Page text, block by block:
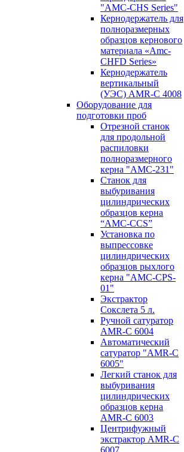
"AMC-CHS Series"
Кернодержатель для
полноразмерных
образцов кернового
материала «Amc-
CHFD Series»
Кернодержатель
вертикальный
(УЭС) AMR-C 4008
Оборудование для
подготовки проб
Отрезной станок
для продольной
распиловки
полноразмерного
керна "AMC-231"
Станок для
выбуривания
цилиндрических
образцов керна
“AMC-CCS”
Установка по
выпресcовке
цилиндрических
образцов рыхлого
керна "AMC-CPS-
01"
Экстрактор
Сокслета 5 л.
Ручной сатуратор
AMR-C 6004
Автоматический
сатуратор "AMR-C
6005"
Легкий станок для
выбуривания
цилиндрических
образцов керна
AMR-C 6003
Центрифужный
экстрактор AMR-C
6007